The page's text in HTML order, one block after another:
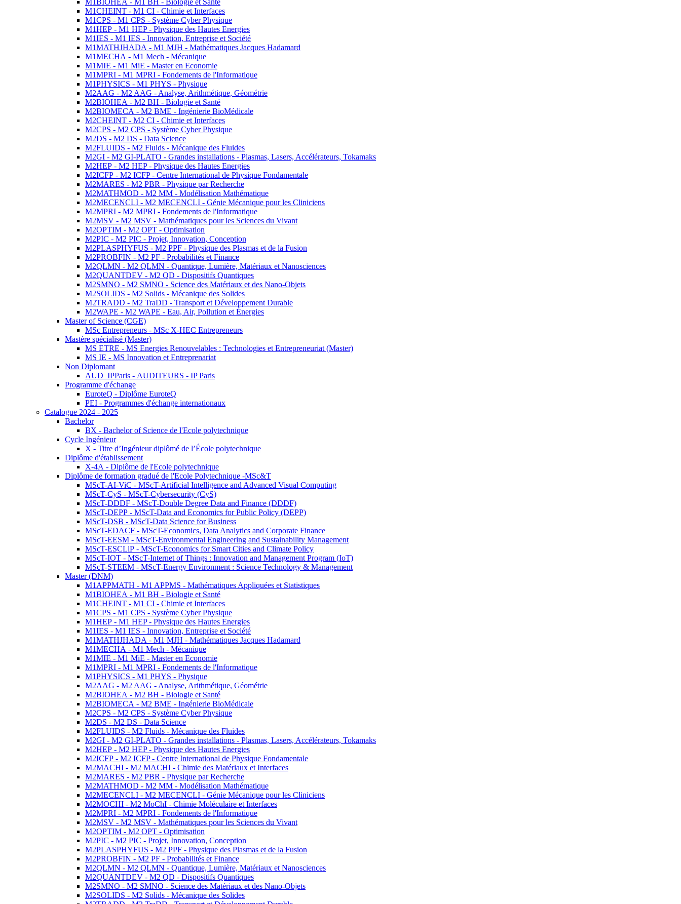
M1BIOHEA - M1 BH - Biologie et Santé
M1CHEINT - M1 CI - Chimie et Interfaces
M1CPS - M1 CPS - Système Cyber Physique
M1HEP - M1 HEP - Physique des Hautes Energies
M1IES - M1 IES - Innovation, Entreprise et Société
M1MATHJHADA - M1 MJH - Mathématiques Jacques Hadamard
M1MECHA - M1 Mech - Mécanique
M1MIE - M1 MiE - Master en Economie
M1MPRI - M1 MPRI - Fondements de l'Informatique
M1PHYSICS - M1 PHYS - Physique
M2AAG - M2 AAG - Analyse, Arithmétique, Géométrie
M2BIOHEA - M2 BH - Biologie et Santé
M2BIOMECA - M2 BME - Ingénierie BioMédicale
M2CHEINT - M2 CI - Chimie et Interfaces
M2CPS - M2 CPS - Système Cyber Physique
M2DS - M2 DS - Data Science
M2FLUIDS - M2 Fluids - Mécanique des Fluides
M2GI - M2 GI-PLATO - Grandes installations - Plasmas, Lasers, Accélérateurs, Tokamaks
M2HEP - M2 HEP - Physique des Hautes Energies
M2ICFP - M2 ICFP - Centre International de Physique Fondamentale
M2MARES - M2 PBR - Physique par Recherche
M2MATHMOD - M2 MM - Modélisation Mathématique
M2MECENCLI - M2 MECENCLI - Génie Mécanique pour les Cliniciens
M2MPRI - M2 MPRI - Fondements de l'Informatique
M2MSV - M2 MSV - Mathématiques pour les Sciences du Vivant
M2OPTIM - M2 OPT - Optimisation
M2PIC - M2 PIC - Projet, Innovation, Conception
M2PLASPHYFUS - M2 PPF - Physique des Plasmas et de la Fusion
M2PROBFIN - M2 PF - Probabilités et Finance
M2QLMN - M2 QLMN - Quantique, Lumière, Matériaux et Nanosciences
M2QUANTDEV - M2 QD - Dispositifs Quantiques
M2SMNO - M2 SMNO - Science des Matériaux et des Nano-Objets
M2SOLIDS - M2 Solids - Mécanique des Solides
M2TRADD - M2 TraDD - Transport et Développement Durable
M2WAPE - M2 WAPE - Eau, Air, Pollution et Énergies
Master of Science (CGE)
MSc Entrepreneurs - MSc X-HEC Entrepreneurs
Mastère spécialisé (Master)
MS ETRE - MS Energies Renouvelables : Technologies et Entrepreneuriat (Master)
MS IE - MS Innovation et Entreprenariat
Non Diplomant
AUD_IPParis - AUDITEURS - IP Paris
Programme d'échange
EuroteQ - Diplôme EuroteQ
PEI - Programmes d'échange internationaux
Catalogue 2024 - 2025
Bachelor
BX - Bachelor of Science de l'Ecole polytechnique
Cycle Ingénieur
X - Titre d’Ingénieur diplômé de l’École polytechnique
Diplôme d'établissement
X-4A - Diplôme de l'Ecole polytechnique
Diplôme de formation gradué de l'Ecole Polytechnique -MSc&T
MScT-AI-ViC - MScT-Artificial Intelligence and Advanced Visual Computing
MScT-CyS - MScT-Cybersecurity (CyS)
MScT-DDDF - MScT-Double Degree Data and Finance (DDDF)
MScT-DEPP - MScT-Data and Economics for Public Policy (DEPP)
MScT-DSB - MScT-Data Science for Business
MScT-EDACF - MScT-Economics, Data Analytics and Corporate Finance
MScT-EESM - MScT-Environmental Engineering and Sustainability Management
MScT-ESCLiP - MScT-Economics for Smart Cities and Climate Policy
MScT-IOT - MScT-Internet of Things : Innovation and Management Program (IoT)
MScT-STEEM - MScT-Energy Environment : Science Technology & Management
Master (DNM)
M1APPMATH - M1 APPMS - Mathématiques Appliquées et Statistiques
M1BIOHEA - M1 BH - Biologie et Santé
M1CHEINT - M1 CI - Chimie et Interfaces
M1CPS - M1 CPS - Système Cyber Physique
M1HEP - M1 HEP - Physique des Hautes Energies
M1IES - M1 IES - Innovation, Entreprise et Société
M1MATHJHADA - M1 MJH - Mathématiques Jacques Hadamard
M1MECHA - M1 Mech - Mécanique
M1MIE - M1 MiE - Master en Economie
M1MPRI - M1 MPRI - Fondements de l'Informatique
M1PHYSICS - M1 PHYS - Physique
M2AAG - M2 AAG - Analyse, Arithmétique, Géométrie
M2BIOHEA - M2 BH - Biologie et Santé
M2BIOMECA - M2 BME - Ingénierie BioMédicale
M2CPS - M2 CPS - Système Cyber Physique
M2DS - M2 DS - Data Science
M2FLUIDS - M2 Fluids - Mécanique des Fluides
M2GI - M2 GI-PLATO - Grandes installations - Plasmas, Lasers, Accélérateurs, Tokamaks
M2HEP - M2 HEP - Physique des Hautes Energies
M2ICFP - M2 ICFP - Centre International de Physique Fondamentale
M2MACHI - M2 MACHI - Chimie des Matériaux et Interfaces
M2MARES - M2 PBR - Physique par Recherche
M2MATHMOD - M2 MM - Modélisation Mathématique
M2MECENCLI - M2 MECENCLI - Génie Mécanique pour les Cliniciens
M2MOCHI - M2 MoChI - Chimie Moléculaire et Interfaces
M2MPRI - M2 MPRI - Fondements de l'Informatique
M2MSV - M2 MSV - Mathématiques pour les Sciences du Vivant
M2OPTIM - M2 OPT - Optimisation
M2PIC - M2 PIC - Projet, Innovation, Conception
M2PLASPHYFUS - M2 PPF - Physique des Plasmas et de la Fusion
M2PROBFIN - M2 PF - Probabilités et Finance
M2QLMN - M2 QLMN - Quantique, Lumière, Matériaux et Nanosciences
M2QUANTDEV - M2 QD - Dispositifs Quantiques
M2SMNO - M2 SMNO - Science des Matériaux et des Nano-Objets
M2SOLIDS - M2 Solids - Mécanique des Solides